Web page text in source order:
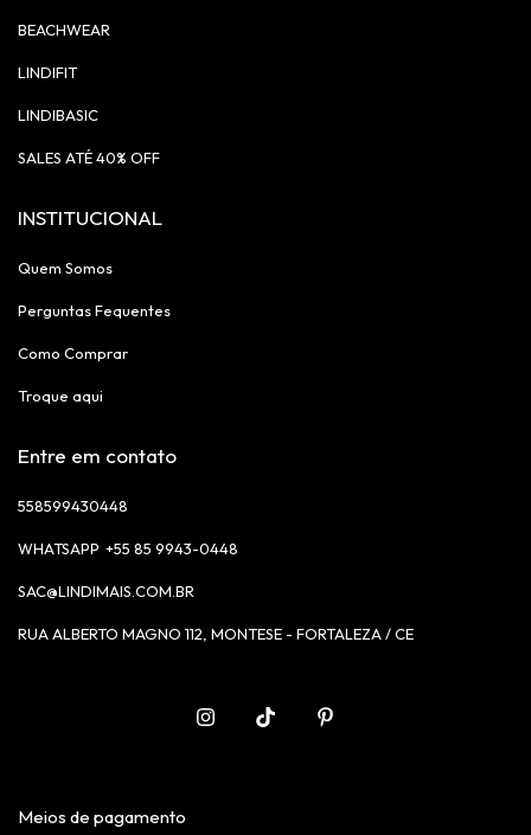
BEACHWEAR
LINDIFIT
LINDIBASIC
SALES ATÉ 40% OFF
INSTITUCIONAL
Quem Somos
Perguntas Fequentes
Como Comprar
Troque aqui
Entre em contato
558599430448
+55 85 9943-0448
SAC@LINDIMAIS.COM.BR
RUA ALBERTO MAGNO 112, MONTESE - FORTALEZA / CE
Meios de pagamento